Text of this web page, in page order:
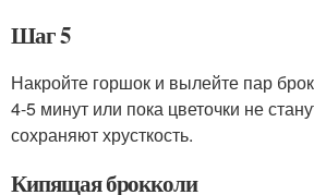
Шаг 5
Накройте горшок и вылейте пар
4-5 минут или пока цветочки не
сохраняют хрусткость.
Кипящая брокколи